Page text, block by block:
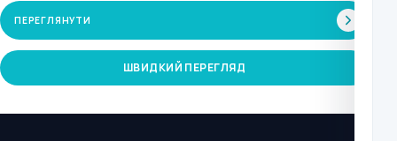
ПЕРЕГЛЯНУТИ
ШВИДКИЙ ПЕРЕГЛЯД